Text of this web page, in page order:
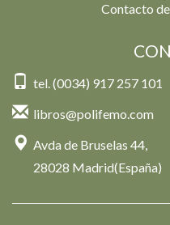
Contacto
tel. (0034) 917 257 101
libros@polifemo.com
Avda de Bruselas 44,
28028 Madrid(España)